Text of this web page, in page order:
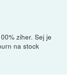
ziher. Sej je
na stock